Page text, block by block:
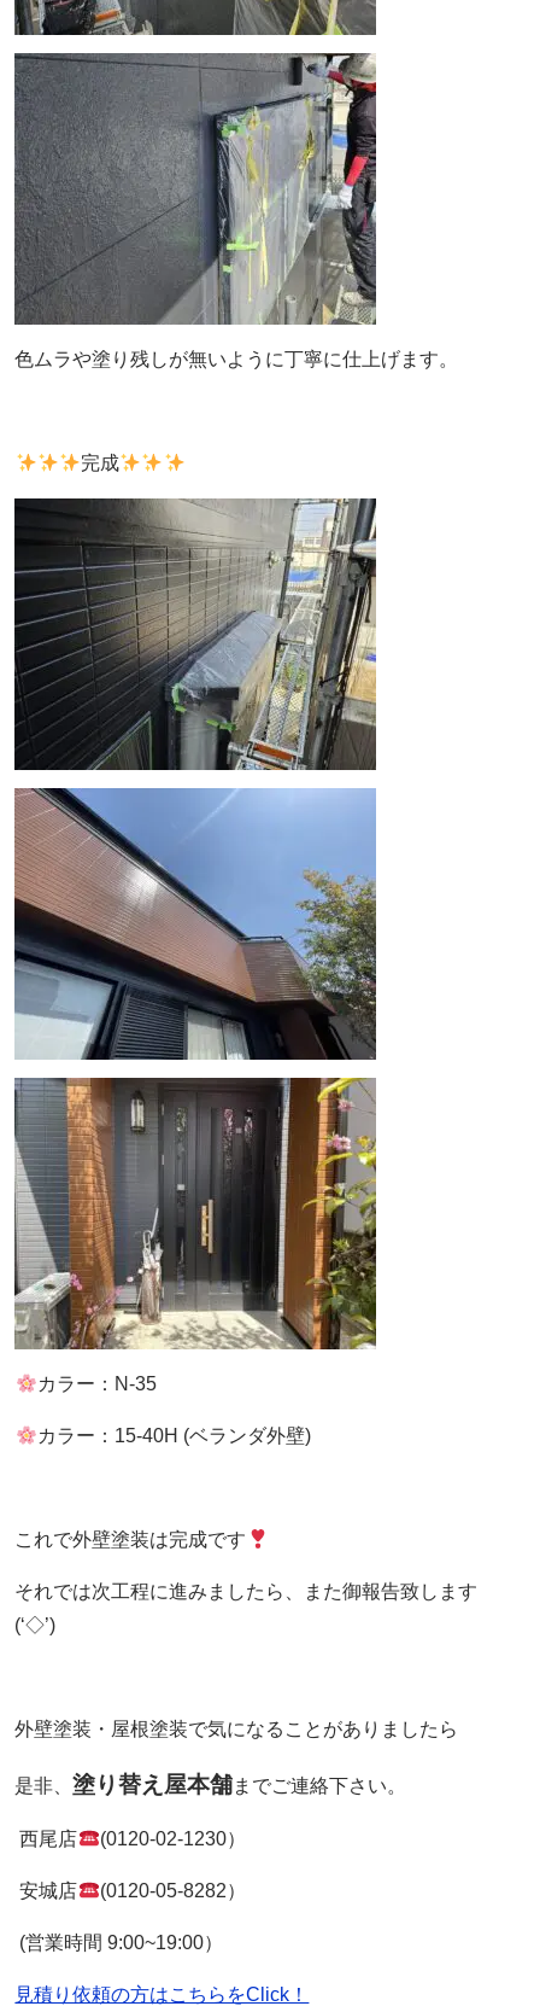
色ムラや塗り残しが無いように丁寧に仕上げます。
完成
カラー：N-35
カラー：15-40H (ベランダ外壁)
これで外壁塗装は完成です
それでは次工程に進みましたら、また御報告致します
(‘◇’)ゞ
外壁塗装・屋根塗装で気になることがありましたら
是非、塗り替え屋本舗までご連絡下さい。
西尾店 (0120-02-1230）
安城店 (0120-05-8282）
(営業時間 9:00~19:00）
見積り依頼の方はこちらをClick！